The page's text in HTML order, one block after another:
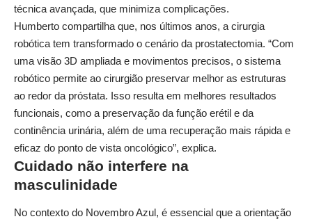
técnica avançada, que minimiza complicações.
Humberto compartilha que, nos últimos anos, a cirurgia
robótica tem transformado o cenário da prostatectomia. “Com
uma visão 3D ampliada e movimentos precisos, o sistema
robótico permite ao cirurgião preservar melhor as estruturas
ao redor da próstata. Isso resulta em melhores resultados
funcionais, como a preservação da função erétil e da
continência urinária, além de uma recuperação mais rápida e
eficaz do ponto de vista oncológico”, explica.
Cuidado não interfere na
masculinidade
No contexto do Novembro Azul, é essencial que a orientação